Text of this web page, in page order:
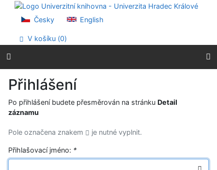
Přejít na obsah
Přejít na menu
Prohlášení o webové přístupnosti
Česky English
V košíku (0)
Přihlášení
Po přihlášení budete přesměrován na stránku Detail
záznamu
Pole označena znakem je nutné vyplnit.
Přihlašovací jméno: *